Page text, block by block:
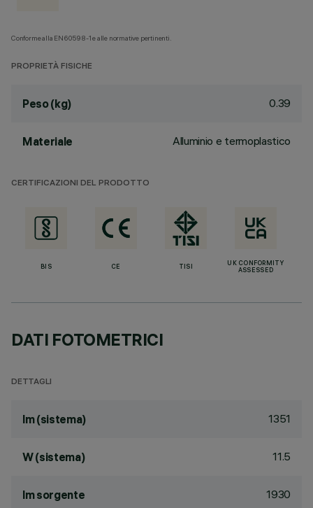
Conforme alla EN60598-1 e alle normative pertinenti.
PROPRIETÀ FISICHE
Peso (kg) 0.39
Materiale Alluminio e termoplastico
CERTIFICAZIONI DEL PRODOTTO
BIS CE TISI
UK CONFORMITY
ASSESSED
DATI FOTOMETRICI
DETTAGLI
lm (sistema) 1351
W (sistema) 11.5
lm sorgente 1930